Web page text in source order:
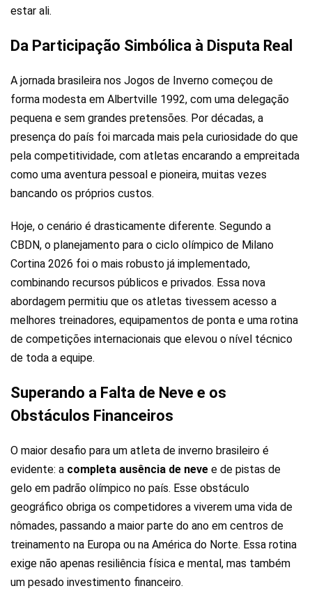
estar ali.
Da Participação Simbólica à Disputa Real
A jornada brasileira nos Jogos de Inverno começou de
forma modesta em Albertville 1992, com uma delegação
pequena e sem grandes pretensões. Por décadas, a
presença do país foi marcada mais pela curiosidade do que
pela competitividade, com atletas encarando a empreitada
como uma aventura pessoal e pioneira, muitas vezes
bancando os próprios custos.
Hoje, o cenário é drasticamente diferente. Segundo a
CBDN, o planejamento para o ciclo olímpico de Milano
Cortina 2026 foi o mais robusto já implementado,
combinando recursos públicos e privados. Essa nova
abordagem permitiu que os atletas tivessem acesso a
melhores treinadores, equipamentos de ponta e uma rotina
de competições internacionais que elevou o nível técnico
de toda a equipe.
Superando a Falta de Neve e os
Obstáculos Financeiros
O maior desafio para um atleta de inverno brasileiro é
evidente: a completa ausência de neve e de pistas de
gelo em padrão olímpico no país. Esse obstáculo
geográfico obriga os competidores a viverem uma vida de
nômades, passando a maior parte do ano em centros de
treinamento na Europa ou na América do Norte. Essa rotina
exige não apenas resiliência física e mental, mas também
um pesado investimento financeiro.